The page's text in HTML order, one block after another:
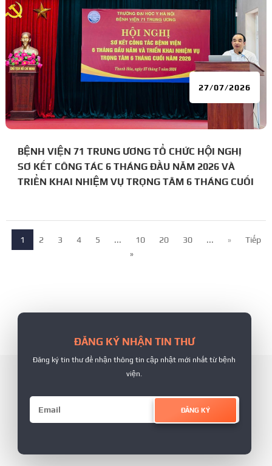
BỆNH VIỆN 71 TRUNG ƯƠNG TỔ CHỨC HỘI NGHỊ
SƠ KẾT CÔNG TÁC 6 THÁNG ĐẦU NĂM 2026 VÀ
TRIỂN KHAI NHIỆM VỤ TRỌNG TÂM 6 THÁNG CUỐI
27/07/2026
1 2 3 4 5 ... 10 20 30 ... »
Tiếp
»
ĐĂNG KÝ NHẬN TIN THƯ
Đăng ký tin thư để nhận thông tin cập nhật mới nhất từ bệnh
viện.
ĐĂNG KÝ